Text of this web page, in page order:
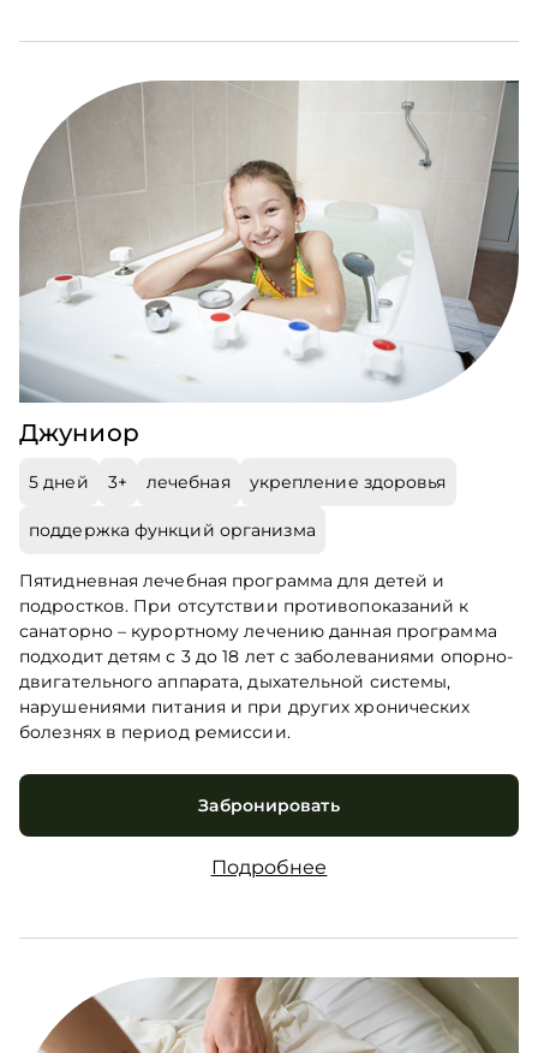
Джуниор
5 дней 3+ лечебная укрепление здоровья
поддержка функций организма
Пятидневная лечебная программа для детей и
подростков. При отсутствии противопоказаний к
санаторно – курортному лечению данная программа
подходит детям с 3 до 18 лет с заболеваниями опорно-
двигательного аппарата, дыхательной системы,
нарушениями питания и при других хронических
болезнях в период ремиссии.
Забронировать
Подробнее